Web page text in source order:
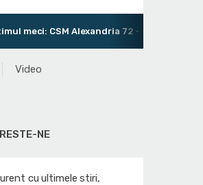
Alexandria 72 - 66 ACS KSE Târgu
Video
NE
cu ultimele stiri,